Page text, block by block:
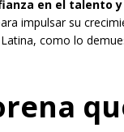
en el talento
impulsar su
como lo